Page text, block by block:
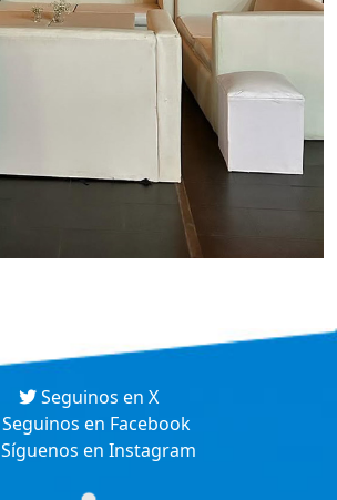
Seguinos en X
Seguinos en Facebook
Síguenos en Instagram